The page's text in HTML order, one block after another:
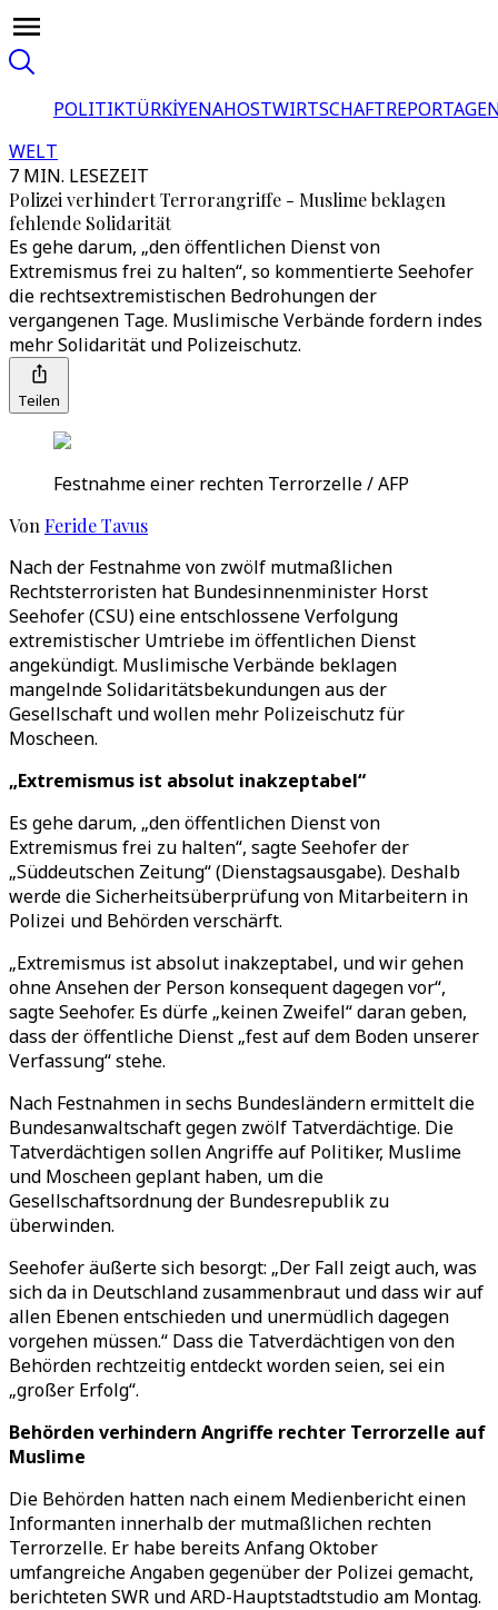
POLITIKTÜRKİYENAHOSTWIRTSCHAFT
WELT
7 MIN. LESEZEIT
Polizei verhindert Terrorangriffe - Muslime beklagen
fehlende Solidarität
Es gehe darum, „den öffentlichen Dienst von
Extremismus frei zu halten“, so kommentierte Seehofer
die rechtsextremistischen Bedrohungen der
vergangenen Tage. Muslimische Verbände fordern indes
mehr Solidarität und Polizeischutz.
Teilen
Festnahme einer rechten Terrorzelle / AFP
Von Feride Tavus
Nach der Festnahme von zwölf mutmaßlichen
Rechtsterroristen hat Bundesinnenminister Horst
Seehofer (CSU) eine entschlossene Verfolgung
extremistischer Umtriebe im öffentlichen Dienst
angekündigt. Muslimische Verbände beklagen
mangelnde Solidaritätsbekundungen aus der
Gesellschaft und wollen mehr Polizeischutz für
Moscheen.
„Extremismus ist absolut inakzeptabel“
Es gehe darum, „den öffentlichen Dienst von
Extremismus frei zu halten“, sagte Seehofer der
„Süddeutschen Zeitung“ (Dienstagsausgabe). Deshalb
werde die Sicherheitsüberprüfung von Mitarbeitern in
Polizei und Behörden verschärft.
„Extremismus ist absolut inakzeptabel, und wir gehen
ohne Ansehen der Person konsequent dagegen vor“,
sagte Seehofer. Es dürfe „keinen Zweifel“ daran geben,
dass der öffentliche Dienst „fest auf dem Boden unserer
Verfassung“ stehe.
Nach Festnahmen in sechs Bundesländern ermittelt die
Bundesanwaltschaft gegen zwölf Tatverdächtige. Die
Tatverdächtigen sollen Angriffe auf Politiker, Muslime
und Moscheen geplant haben, um die
Gesellschaftsordnung der Bundesrepublik zu
überwinden.
Seehofer äußerte sich besorgt: „Der Fall zeigt auch, was
sich da in Deutschland zusammenbraut und dass wir auf
allen Ebenen entschieden und unermüdlich dagegen
vorgehen müssen.“ Dass die Tatverdächtigen von den
Behörden rechtzeitig entdeckt worden seien, sei ein
„großer Erfolg“.
Behörden verhindern Angriffe rechter Terrorzelle auf
Muslime
Die Behörden hatten nach einem Medienbericht einen
Informanten innerhalb der mutmaßlichen rechten
Terrorzelle. Er habe bereits Anfang Oktober
umfangreiche Angaben gegenüber der Polizei gemacht,
berichteten SWR und ARD-Hauptstadtstudio am Montag.